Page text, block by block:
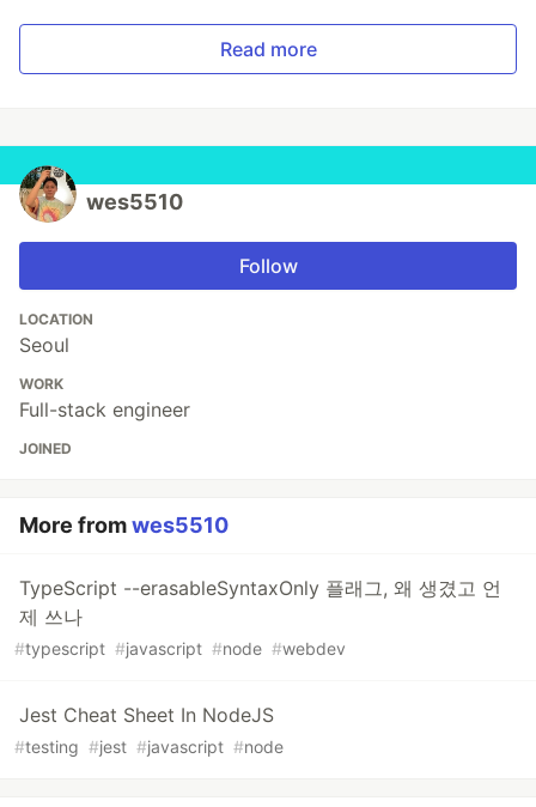
Read more
wes5510
Follow
LOCATION
Seoul
WORK
Full-stack engineer
JOINED
More fromwes5510
TypeScript --erasableSyntaxOnly 플래그, 왜 생겼고 언
제 쓰나
#typescript #javascript #node #webdev
Jest Cheat Sheet In NodeJS
#testing #jest #javascript #node